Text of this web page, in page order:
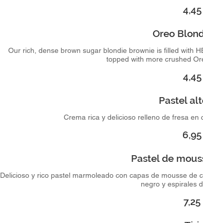
Oreo
Our rich, dense brown sugar blondie brownie is filled with
topped with more crushed
Pastel
Crema rica y delicioso relleno de fresa
Pastel de
Delicioso y rico pastel marmoleado con capas de mousse de
negro y espirales